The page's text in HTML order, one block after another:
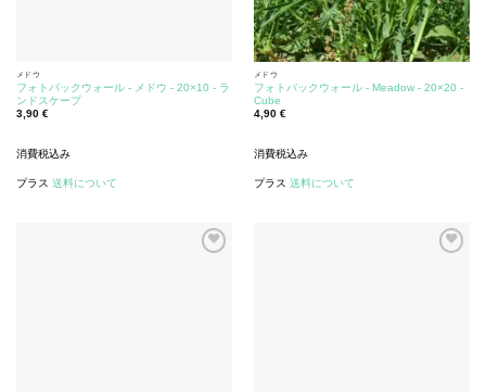
メドウ
フォトバックウォール - メドウ - 20×10 - ラ
ンドスケープ
3,90 €
消費税込み
プラス 送料について
メドウ
フォトバックウォール - Meadow - 20×20 -
Cube
4,90 €
消費税込み
プラス 送料について